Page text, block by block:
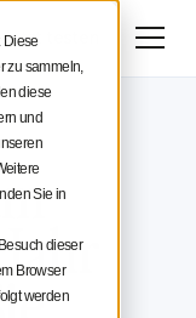
Diese
zu sammeln,
diese
und
Sie in
dieser
Browser
werden
Jetzt testen
Menü
Media Strategie
für Creatoren